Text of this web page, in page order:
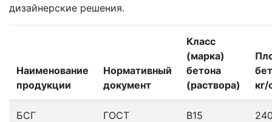
дизайнерские решения.
Наименование
продукции
Нормативный
документ
Класс
(марка)
бетона
(раствора)
кг/
БСГ
ГОСТ
В15